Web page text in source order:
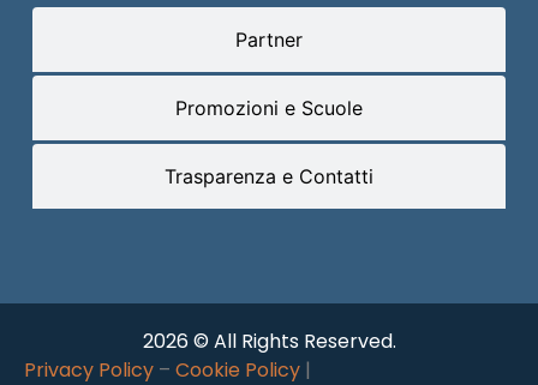
Partner
Promozioni e Scuole
Trasparenza e Contatti
2026 © All Rights Reserved.
Privacy Policy – Cookie Policy |